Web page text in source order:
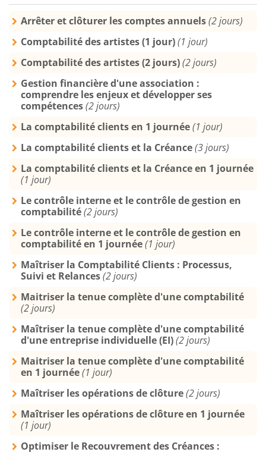
Arrêter et clôturer les comptes annuels(2 jours)
Comptabilité des artistes (1 jour)(1 jour)
Comptabilité des artistes (2 jours)(2 jours)
Gestion financière d'une association :
comprendre les enjeux et développer ses
compétences(2 jours)
La comptabilité clients en 1 journée(1 jour)
La comptabilité clients et la Créance(3 jours)
La comptabilité clients et la Créance en 1 journée
(1 jour)
Le contrôle interne et le contrôle de gestion en
comptabilité(2 jours)
Le contrôle interne et le contrôle de gestion en
comptabilité en 1 journée(1 jour)
Maîtriser la Comptabilité Clients : Processus,
Suivi et Relances(2 jours)
Maitriser la tenue complète d'une comptabilité
(2 jours)
Maîtriser la tenue complète d'une comptabilité
d'une entreprise individuelle (EI)(2 jours)
Maitriser la tenue complète d'une comptabilité
en 1 journée(1 jour)
Maîtriser les opérations de clôture(2 jours)
Maîtriser les opérations de clôture en 1 journée
(1 jour)
Optimiser le Recouvrement des Créances :